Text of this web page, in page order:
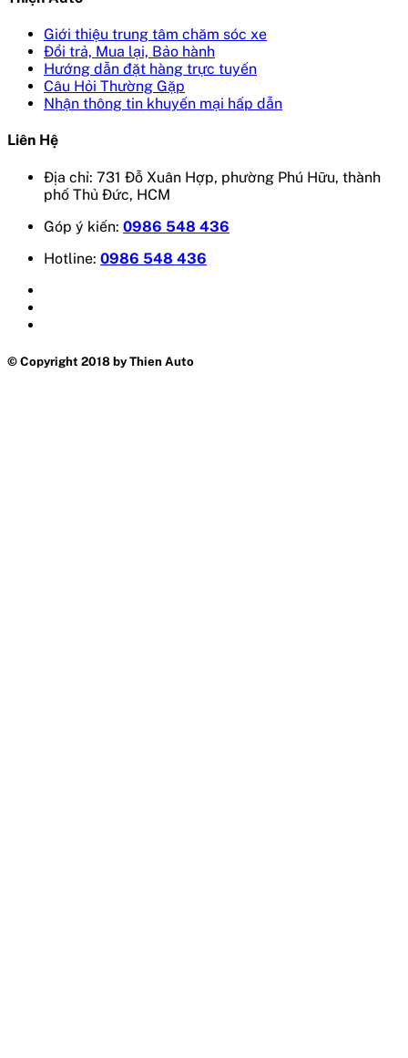
Giới thiệu trung tâm chăm sóc xe
Đổi trả, Mua lại, Bảo hành
Hướng dẫn đặt hàng trực tuyến
Câu Hỏi Thường Gặp
Nhận thông tin khuyến mại hấp dẫn
Liên Hệ
Địa chỉ: 731 Đỗ Xuân Hợp, phường Phú Hữu, thành
phố Thủ Đức, HCM
Góp ý kiến: 0986 548 436
Hotline: 0986 548 436
© Copyright 2018 by Thien Auto